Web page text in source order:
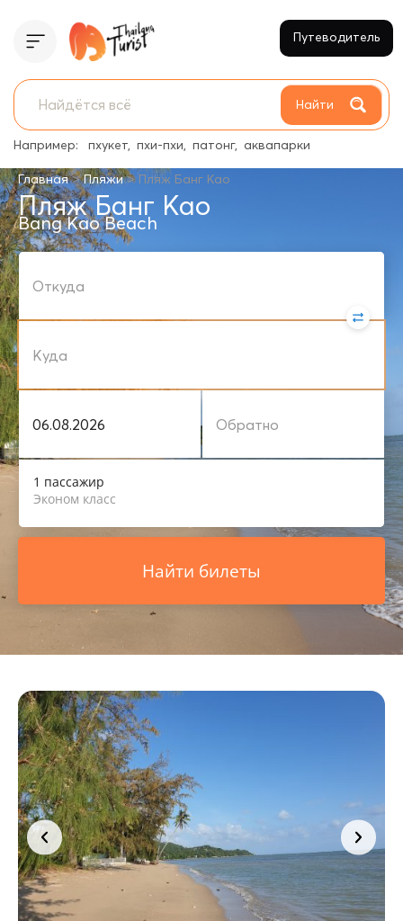
Найти
Например: пхукет пхи-пхи патонг аквапарки
Путеводитель
Главная>Пляжи>Пляж Банг Као
Пляж Банг Као
Bang Kao Beach
1 пассажир
Эконом класс
Найти билеты